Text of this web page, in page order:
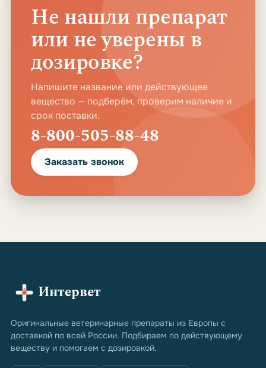
Не нашли препарат
или не уверены в
дозировке?
Напишите название или действующее
вещество — подберём, проверим наличие и
срок поставки.
8-800-505-88-48
Заказать звонок
Интервет
Оригинальные ветеринарные препараты из Европы с
доставкой по всей России. Подбираем по действующему
веществу и помогаем с дозировкой.